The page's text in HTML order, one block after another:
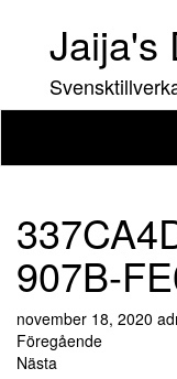
innehållJaija's
907B-
november 18, 2020
Föregående
Nästa